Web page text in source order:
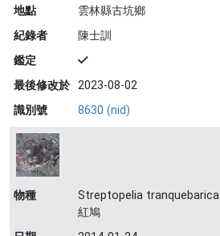
地點
雲林縣古坑鄉
紀錄者
陳士訓
鑑定
最後修改於 2023-08-02
識別號
8630 (nid)
物種
Streptopelia tranquebarica
紅鳩